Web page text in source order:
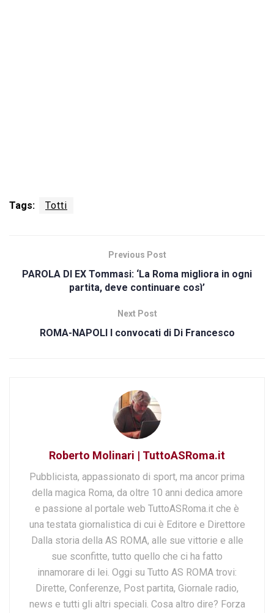
Tags: Totti
Previous Post
PAROLA DI EX Tommasi: ‘La Roma migliora in ogni
partita, deve continuare così’
Next Post
ROMA-NAPOLI I convocati di Di Francesco
Roberto Molinari | TuttoASRoma.it
Pubblicista, appassionato di sport, ma ancor prima
della magica Roma, da oltre 10 anni dedica amore
e passione al portale web TuttoASRoma.it che è
una testata giornalistica di cui è Editore e Direttore
Dalla storia della AS ROMA, alle sue vittorie e alle
sue sconfitte, tutto quello che ci ha fatto
innamorare di lei. Oggi su Tutto AS ROMA trovi:
Dirette, Conferenze, Post partita, Giornale radio,
news e tutti gli altri speciali. Cosa altro dire? Forza